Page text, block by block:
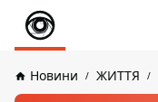
Новини ЖИТТЯ